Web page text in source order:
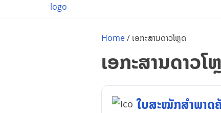
Home/ ເອກະສານດາວໂຫຼດ
ເອກະສານດາວໂ
ໃບສະໝັກສຳພາດ